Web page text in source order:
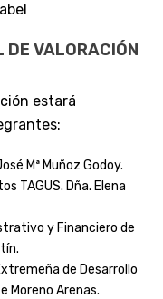
DE VALORACIÓN
estará
Mª Muñoz Godoy.
TAGUS. Dña. Elena
y Financiero de
de Desarrollo
Moreno Arenas.